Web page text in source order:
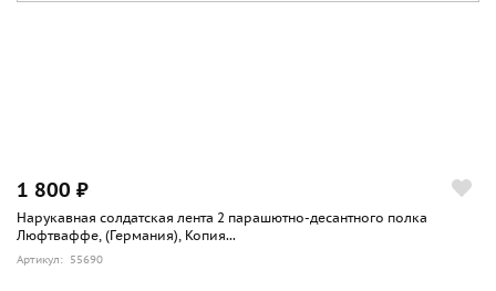
1 800 ₽
Нарукавная солдатская лента 2 парашютно-десантного полка
Люфтваффе, (Германия), Копия...
Артикул: 55690